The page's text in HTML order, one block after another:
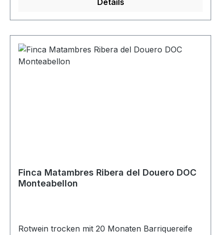
Details
Finca Matambres Ribera del Douero DOC
Monteabellon
Rotwein trocken mit 20 Monaten Barriquereife